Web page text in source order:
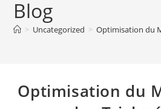
Blog
> Uncategorized > Optimisation du
Optimisation du